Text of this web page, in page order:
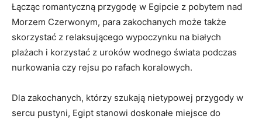
Łącząc romantyczną przygodę w Egipcie z pobytem nad
Morzem Czerwonym, para zakochanych ⁤może ‌także
skorzystać z relaksującego wypoczynku na białych​
plażach i korzystać ‌z ‍uroków wodnego świata ⁣podczas
nurkowania czy rejsu po rafach koralowych.
Dla zakochanych, którzy szukają nietypowej​ przygody w
sercu ⁤pustyni, Egipt stanowi doskonałe miejsce do